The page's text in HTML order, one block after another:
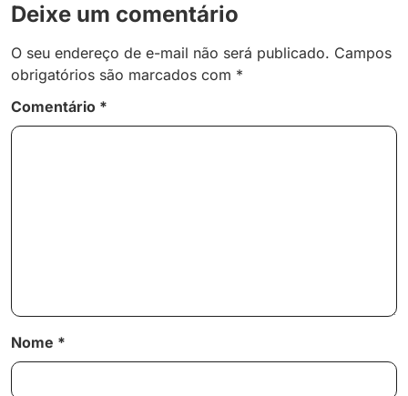
Deixe um comentário
O seu endereço de e-mail não será publicado. Campos
obrigatórios são marcados com *
Comentário *
Nome *